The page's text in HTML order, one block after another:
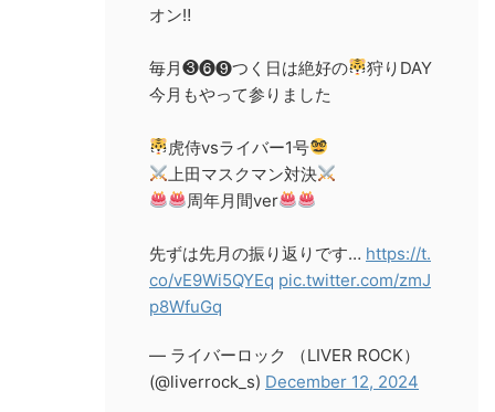
オン‼︎
毎月❸❻❾つく日は絶好の
狩りDAY
今月もやって参りました
虎侍vsライバー1号
上田マスクマン対決
周年月間ver
先ずは先月の振り返りです… https://t.
co/vE9Wi5QYEq pic.twitter.com/zmJ
p8WfuGq
— ライバーロック （LIVER ROCK）
(@liverrock_s) December 12, 2024